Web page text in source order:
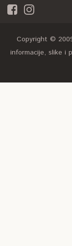
Copyright ©
informacije, slike i